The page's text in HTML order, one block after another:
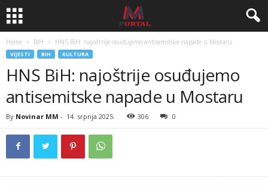
Home BIH HNS BiH: najoštrije osuđujemo antisemitske napade u Mostaru
VIJESTI BIH KULTURA
HNS BiH: najoštrije osuđujemo
antisemitske napade u Mostaru
By Novinar MM - 14. srpnja 2025. 306 0